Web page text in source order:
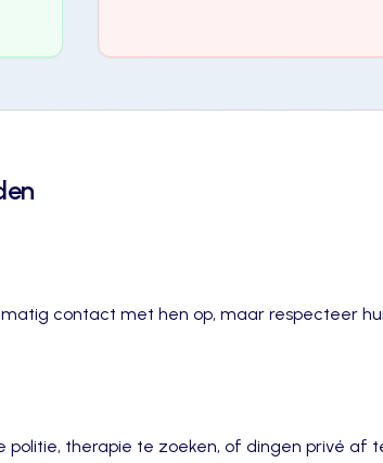
contact met hen op, maar respecteer
therapie te zoeken, of dingen privé af